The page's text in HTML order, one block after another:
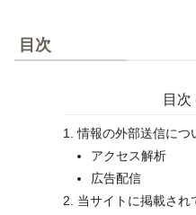
目次
目次
情報の外部送信につ
アクセス解析
広告配信
当サイトに掲載され